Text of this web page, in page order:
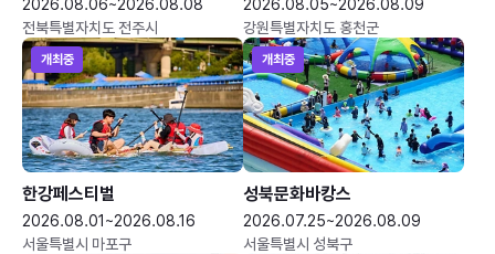
2026.08.06~2026.08.08
전북특별자치도 전주시
2026.08.05~2026.08.09
강원특별자치도 홍천군
개최중
한강페스티벌
2026.08.01~2026.08.16
서울특별시 마포구
개최중
성북문화바캉스
2026.07.25~2026.08.09
서울특별시 성북구